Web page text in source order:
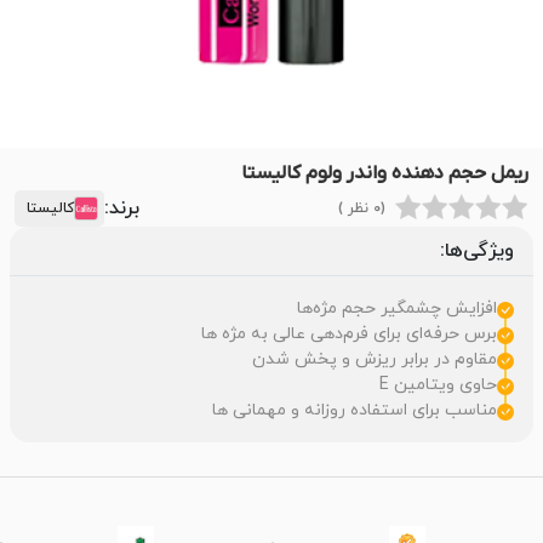
ریمل حجم دهنده واندر ولوم کالیستا
(0 نظر ) برند: کالیستا
ویژگی‌ها:
افزایش چشمگیر حجم مژه‌ها
برس حرفه‌ای برای فرم‌دهی عالی به مژه ها
مقاوم در برابر ریزش و پخش شدن
حاوی ویتامین E
مناسب برای استفاده روزانه و مهمانی ها